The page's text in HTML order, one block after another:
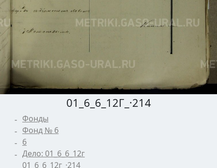
01_6_6_12Г_·214
Фонды
Фонд № 6
6
Дело: 01_6_6_12г
01_6_6_12г_·214